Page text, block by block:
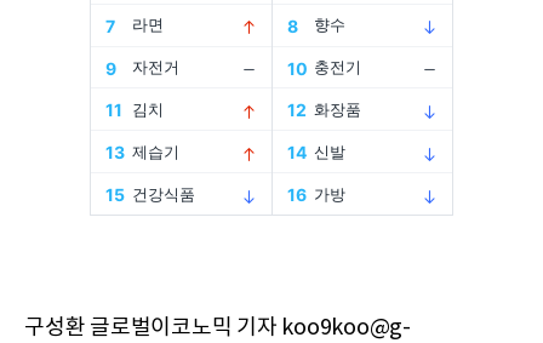
구성환 글로벌이코노믹 기자 koo9koo@g-